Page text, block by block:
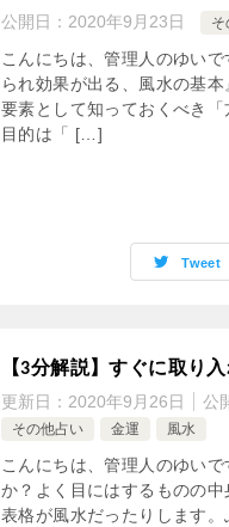
公開日： 2020年9月23日 そ
こんにちは、管理人のゆい
られ効果が出る、風水の基
要素として知っておくべき
目的は「 […]
Tweet
【3分解説】すぐに取り
更新日： 2020年9月26日 公
その他占い 金運 風水
こんにちは、管理人のゆい
か？よく目にはするものの
表格が風水だったりします